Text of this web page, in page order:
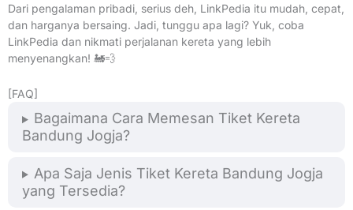
Dari pengalaman pribadi, serius deh, LinkPedia itu mudah, cepat,
dan harganya bersaing. Jadi, tunggu apa lagi? Yuk, coba
LinkPedia dan nikmati perjalanan kereta yang lebih
menyenangkan! 🚂💨
[FAQ]
Bagaimana Cara Memesan Tiket Kereta
Bandung Jogja?
Apa Saja Jenis Tiket Kereta Bandung Jogja
yang Tersedia?